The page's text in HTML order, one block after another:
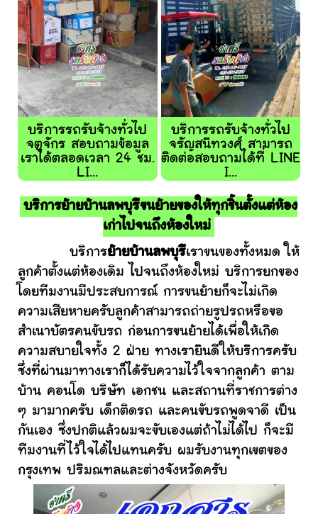
บริการรถรับจ้างทั่วไป
จตุจักร สอบถามข้อมูล
เราได้ตลอดเวลา 24 ชม.
LI...
บริการรถรับจ้างทั่วไป
จรัญสนิทวงศ์ สามารถ
ติดต่อสอบถามได้ที่ LINE
I...
บริการย้ายบ้านลพบุรีขนย้ายของให้ทุกชิ้นตั้งแต่ห้อง
เก่าไปจนถึงห้องใหม่
บริการย้ายบ้านลพบุรีเราขนของทั้งหมด ให้
ลูกค้าตั้งแต่ห้องเดิม ไปจนถึงห้องใหม่ บริการยกของ
โดยทีมงานมีประสบการณ์ การขนย้ายก็จะไม่เกิด
ความเสียหายครับลูกค้าสามารถถ่ายรูปรถหรือขอ
สำเนาบัตรคนขับรถ ก่อนการขนย้ายได้เพื่อให้เกิด
ความสบายใจทั้ง 2 ฝ่าย ทางเรายินดีให้บริการครับ
ซึ่งที่ผ่านมาทางเราก็ได้รับความไว้ใจจากลูกค้า ตาม
บ้าน คอนโด บริษัท เอกชน และสถานที่ราชการต่าง
ๆ มามากครับ เด็กติดรถ และคนขับรถพูดจาดี เป็น
กันเอง ซึ่งปกติแล้วผมจะขับเองแต่ถ้าไม่ได้ไป ก็จะมี
ทีมงานที่ไว้ใจได้ไปแทนครับ ผมรับงานทุกเขตของ
กรุงเทพ ปริมณฑลและต่างจังหวัดครับ